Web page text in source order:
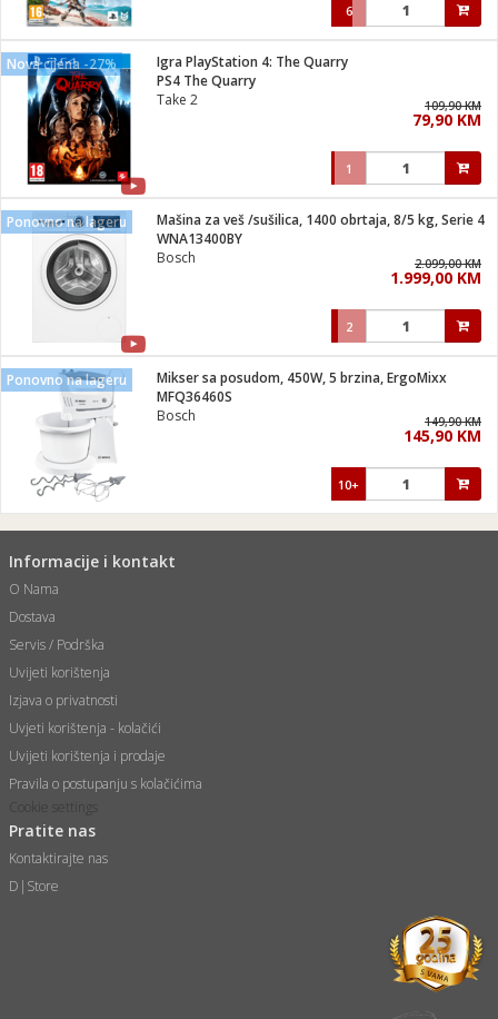
6
Nova cijena -27%
Igra PlayStation 4: The Quarry
PS4 The Quarry
Take 2
109,90 KM
79,90 KM
1
Ponovno na lageru
Mašina za veš /sušilica, 1400 obrtaja, 8/5 kg, Serie 4
WNA13400BY
Bosch
2.099,00 KM
1.999,00 KM
2
Ponovno na lageru
Mikser sa posudom, 450W, 5 brzina, ErgoMixx
MFQ36460S
Bosch
149,90 KM
145,90 KM
10+
Informacije i kontakt
O Nama
Dostava
Servis / Podrška
Uvijeti korištenja
Izjava o privatnosti
Uvjeti korištenja - kolačići
Uvijeti korištenja i prodaje
Pravila o postupanju s kolačićima
Cookie settings
Pratite nas
Kontaktirajte nas
D|Store